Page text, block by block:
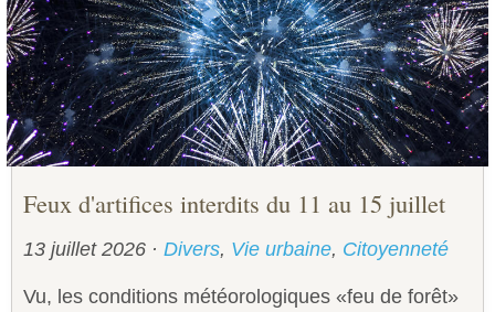
Sécurité civile
Sécurité publique
Feux d'artifices interdits du 11 au 15 juillet
13 juillet 2026 · Divers, Vie urbaine, Citoyenneté
Vu, les conditions météorologiques «feu de forêt»